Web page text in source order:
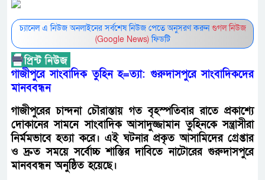
চ্যানেল এ নিউজ অনলাইনের সর্বশেষ নিউজ পেতে অনুসরণ করুনগুগল নিউজ
(Google News)ফিডটি
গাজীপুরে সাংবাদিক তুহিন হ=ত্যা: গুরুদাসপুরে সাংবাদিকদের
মানববন্ধন
গাজীপুরের চান্দনা চৌরাস্তায় গত বৃহস্পতিবার রাতে প্রকাশ্যে
দোকানের সামনে সাংবাদিক আসাদুজ্জামান তুহিনকে সন্ত্রাসীরা
নির্মমভাবে হত্যা করে। এই ঘটনার প্রকৃত আসামিদের গ্রেপ্তার
ও দ্রুত সময়ে সর্বোচ্চ শাস্তির দাবিতে নাটোরের গুরুদাসপুরে
মানববন্ধন অনুষ্ঠিত হয়েছে।